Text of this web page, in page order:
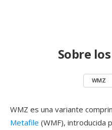
Sobre
WMZ
WMZ es una variante
Metafile (WMF), introducida